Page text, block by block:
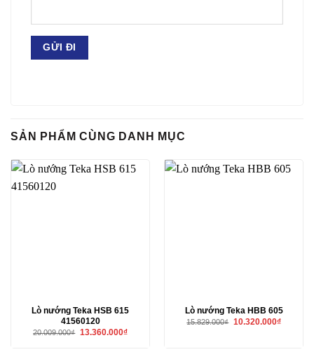
SẢN PHẨM CÙNG DANH MỤC
Lò nướng Teka HSB 615
41560120
20.009.000₫ Giá
13.360.000₫Giá
Lò nướng Teka HBB 605
15.829.000₫ Giá
10.320.000₫Giá